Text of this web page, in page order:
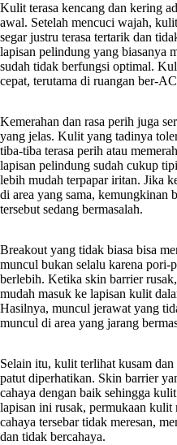
Kulit terasa kencang dan kering
awal. Setelah mencuci wajah,
segar justru terasa tertarik dan
lapisan pelindung yang biasanya
sudah tidak berfungsi optimal.
cepat, terutama di ruangan ber-
Kemerahan dan rasa perih juga
yang jelas. Kulit yang tadinya
tiba-tiba terasa perih atau
lapisan pelindung sudah cukup
lebih mudah terpapar iritan. Jika
di area yang sama, kemungkinan
tersebut sedang bermasalah.
Breakout yang tidak biasa bisa
muncul bukan selalu karena pori-
berlebih. Ketika skin barrier
mudah masuk ke lapisan kulit
Hasilnya, muncul jerawat yang
muncul di area yang jarang
Selain itu, kulit terlihat kusam
patut diperhatikan. Skin barrier
cahaya dengan baik sehingga
lapisan ini rusak, permukaan kulit
cahaya tersebar tidak meresan,
dan tidak bercahaya.